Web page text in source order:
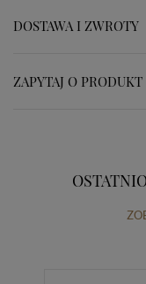
DOSTAWA I ZWROTY
ZAPYTAJ O PRODUKT